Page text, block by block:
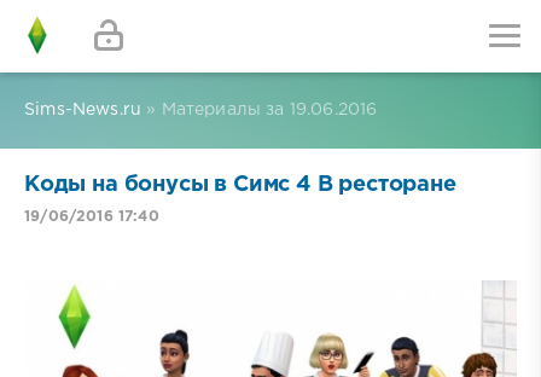
Sims-News.ru » Материалы за 19.06.2016
Коды на бонусы в Симс 4 В ресторане
19/06/2016 17:40